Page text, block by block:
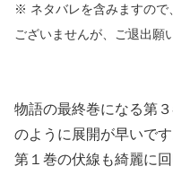
※ ネタバレを含みますので
ございませんが、ご退出願
物語の最終巻になる第
のように展開が早いで
第１巻の伏線も綺麗に